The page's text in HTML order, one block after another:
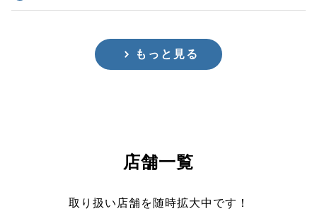
もっと見る
店舗一覧
取り扱い店舗を随時拡大中です！